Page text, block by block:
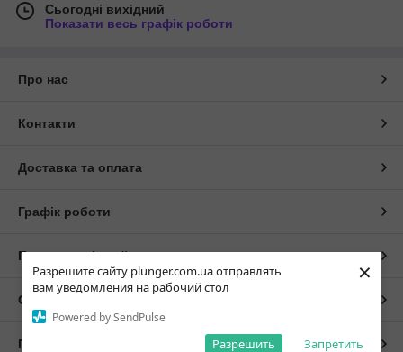
Разрешите сайту plunger.com.ua отправлять
вам уведомления на рабочий стол
Powered by SendPulse
Запретить
Разрешить
×
Сьогодні вихідний
Показати весь графік роботи
Про нас
Контакти
Доставка та оплата
Графік роботи
Повна версія сайту
Сайт створено на маркетплейсі
Політика конфіденційності